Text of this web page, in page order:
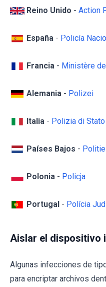
Reino Unido - Action
España - Policía
Francia - Ministère
Alemania - Polizei
Italia - Polizia di Stato
Países Bajos - Politie
Polonia - Policja
Portugal - Polícia
Aislar el dispositivo
Algunas infecciones de
para encriptar archivos